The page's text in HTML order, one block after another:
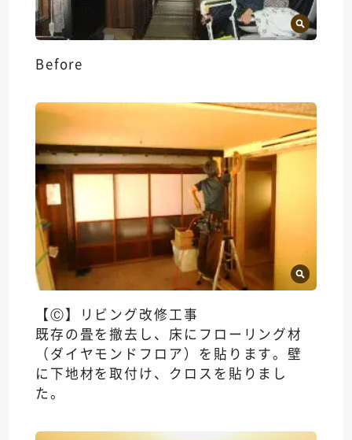
Before
【Ⓒ】リビング改修工事
既存の畳を撤去し、床にフローリング材
（ダイヤモンドフロア）を貼ります。壁
に下地材を取付け、クロスを貼りまし
た。